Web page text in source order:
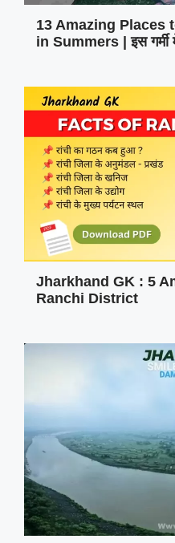
13 Amazing Places
in Summers | इस गर्मी
Jharkhand GK : 5
Ranchi District